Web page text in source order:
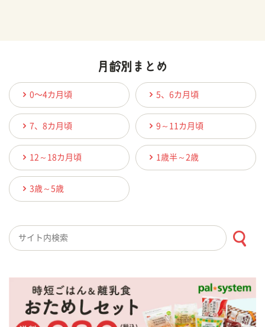
0〜4カ月頃 5、6カ月頃
7、8カ月頃 9～11カ月頃
12～18カ月頃 1歳半～2歳
3歳～5歳
検索キーワード入力